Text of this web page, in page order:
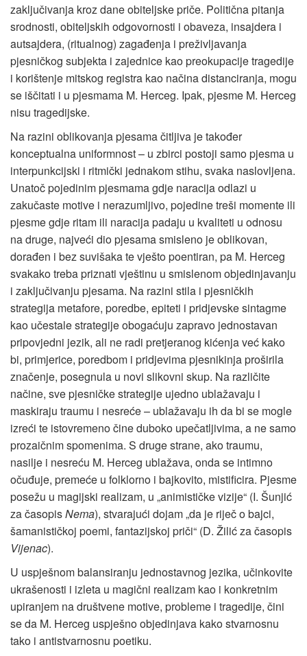
zaključivanja kroz dane obiteljske priče. Politična pitanja
srodnosti, obiteljskih odgovornosti i obaveza, insajdera i
autsajdera, (ritualnog) zagađenja i preživljavanja
pjesničkog subjekta i zajednice kao preokupacije tragedije
i korištenje mitskog registra kao načina distanciranja, mogu
se iščitati i u pjesmama M. Herceg. Ipak, pjesme M. Herceg
nisu tragedijske.
Na razini oblikovanja pjesama čitljiva je također
konceptualna uniformnost – u zbirci postoji samo pjesma u
interpunkcijski i ritmički jednakom stihu, svaka naslovljena.
Unatoč pojedinim pjesmama gdje naracija odlazi u
zakučaste motive i nerazumljivo, pojedine treši momente ili
pjesme gdje ritam ili naracija padaju u kvaliteti u odnosu
na druge, najveći dio pjesama smisleno je oblikovan,
dorađen i bez suvišaka te vješto poentiran, pa M. Herceg
svakako treba priznati vještinu u smislenom objedinjavanju
i zaključivanju pjesama. Na razini stila i pjesničkih
strategija metafore, poredbe, epiteti i pridjevske sintagme
kao učestale strategije obogaćuju zapravo jednostavan
pripovjedni jezik, ali ne radi pretjeranog kićenja već kako
bi, primjerice, poredbom i pridjevima pjesnikinja proširila
značenje, posegnula u novi slikovni skup. Na različite
načine, sve pjesničke strategije ujedno ublažavaju i
maskiraju traumu i nesreće – ublažavaju ih da bi se mogle
izreći te istovremeno čine duboko upečatljivima, a ne samo
prozaičnim spomenima. S druge strane, ako traumu,
nasilje i nesreću M. Herceg ublažava, onda se intimno
očuđuje, premeće u folklorno i bajkovito, mistificira. Pjesme
posežu u magijski realizam, u „animističke vizije“ (I. Šunjić
za časopisNema), stvarajući dojam „da je riječ o bajci,
šamanističkoj poemi, fantazijskoj priči“ (D. Žilić za časopis
Vijenac).
U uspješnom balansiranju jednostavnog jezika, učinkovite
ukrašenosti i izleta u magični realizam kao i konkretnim
upiranjem na društvene motive, probleme i tragedije, čini
se da M. Herceg uspješno objedinjava kako stvarnosnu
tako i antistvarnosnu poetiku.